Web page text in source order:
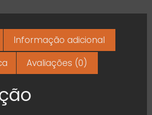
Informação adicional
Avaliações (0)